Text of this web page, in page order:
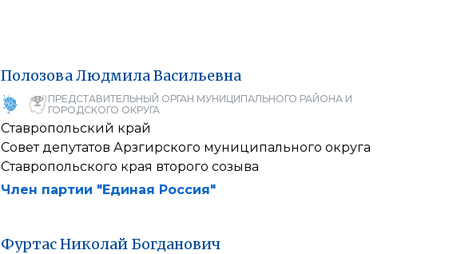
ПолозоваЛюдмилаВасильевна
ПРЕДСТАВИТЕЛЬНЫЙ ОРГАН МУНИЦИПАЛЬНОГО РАЙОНА И
ГОРОДСКОГО ОКРУГА
Ставропольский край
Совет депутатов Арзгирского муниципального округа
Ставропольского края второго созыва
Член партии "Единая Россия"
ФуртасНиколай Богданович